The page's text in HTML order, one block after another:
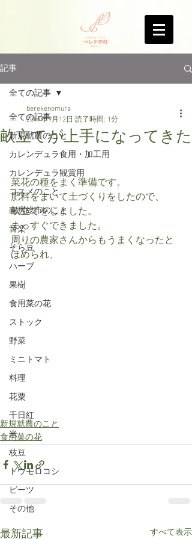
記事
全ての記事
新規就農のこと
カレンデュラ食用・加工用
カレンデュラ観賞用
コスメのこと
南房総市のこと
音楽
そら豆
ハーブ
果樹
食用菜の花
ストック
野菜
ミニトマト
料理
花粟
千日紅
米
枝豆
トウモロコシ
ビーツ
その他
全ての記事
畝立てが上手になってきた
berekenomura
2017年9月12日 読了時間: 1分
菜花の種をまく準備です。
肥料をまいて土づくりをしたので、
畝立てをしました。
まっすぐできました。
周りの農家さんからもうまくなったと
ほめられ、
新規就農のこと
食用菜の花
最新記事 すべて表示